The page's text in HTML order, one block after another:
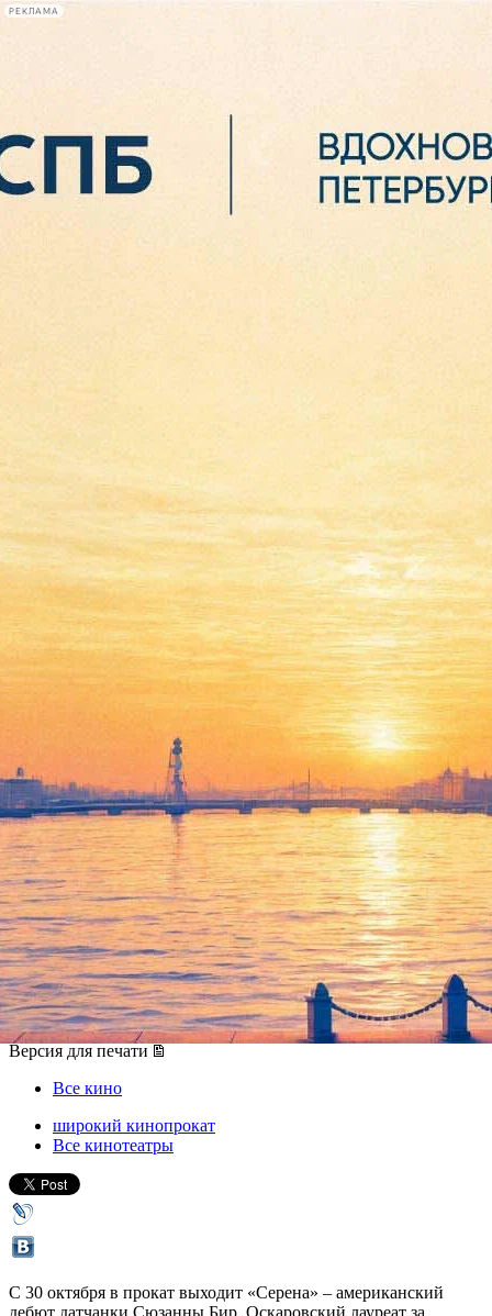
РЕКЛАМА
Сегодня:
2026.08.06
20:46
Датская «Серена» покажет
американскую историю
жестокости
30 октября 2014, четверг-12 ноября 2014, среда
Версия для печати
Все кино
широкий кинопрокат
Все кинотеатры
С 30 октября в прокат выходит «Серена» – американский
дебют датчанки Сюзанны Бир. Оскаровский лауреат за